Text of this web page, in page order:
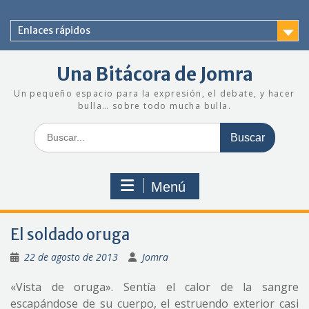
contenido
Enlaces rápidos
Una Bitácora de Jomra
Un pequeño espacio para la expresión, el debate, y hacer
bulla… sobre todo mucha bulla.
Buscar:
Menú
El soldado oruga
22 de agosto de 2013 Jomra
«Vista de oruga». Sentía el calor de la sangre
escapándose de su cuerpo, el estruendo exterior casi